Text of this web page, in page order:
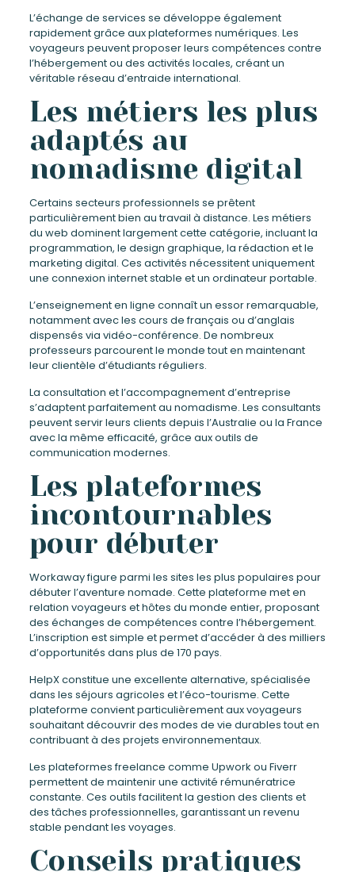
L’échange de services se développe également
rapidement grâce aux plateformes numériques. Les
voyageurs peuvent proposer leurs compétences contre
l’hébergement ou des activités locales, créant un
véritable réseau d’entraide international.
Les métiers les plus
adaptés au
nomadisme digital
Certains secteurs professionnels se prêtent
particulièrement bien au travail à distance. Les métiers
du web dominent largement cette catégorie, incluant la
programmation, le design graphique, la rédaction et le
marketing digital. Ces activités nécessitent uniquement
une connexion internet stable et un ordinateur portable.
L’enseignement en ligne connaît un essor remarquable,
notamment avec les cours de français ou d’anglais
dispensés via vidéo-conférence. De nombreux
professeurs parcourent le monde tout en maintenant
leur clientèle d’étudiants réguliers.
La consultation et l’accompagnement d’entreprise
s’adaptent parfaitement au nomadisme. Les consultants
peuvent servir leurs clients depuis l’Australie ou la France
avec la même efficacité, grâce aux outils de
communication modernes.
Les plateformes
incontournables
pour débuter
Workaway figure parmi les sites les plus populaires pour
débuter l’aventure nomade. Cette plateforme met en
relation voyageurs et hôtes du monde entier, proposant
des échanges de compétences contre l’hébergement.
L’inscription est simple et permet d’accéder à des milliers
d’opportunités dans plus de 170 pays.
HelpX constitue une excellente alternative, spécialisée
dans les séjours agricoles et l’éco-tourisme. Cette
plateforme convient particulièrement aux voyageurs
souhaitant découvrir des modes de vie durables tout en
contribuant à des projets environnementaux.
Les plateformes freelance comme Upwork ou Fiverr
permettent de maintenir une activité rémunératrice
constante. Ces outils facilitent la gestion des clients et
des tâches professionnelles, garantissant un revenu
stable pendant les voyages.
Conseils pratiques